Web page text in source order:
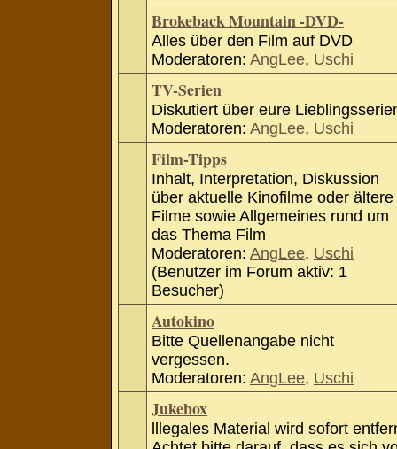
Brokeback Mountain -DVD-
Alles über den Film auf DVD
Moderatoren: AngLee, Uschi
TV-Serien
Diskutiert über eure
Moderatoren: AngLee, Uschi
Film-Tipps
Inhalt, Interpretation, Diskussion
über aktuelle Kinofilme oder ältere
Filme sowie Allgemeines rund um
das Thema Film
Moderatoren: AngLee, Uschi
(Benutzer im Forum aktiv: 1
Besucher)
Autokino
Bitte Quellenangabe nicht
vergessen.
Moderatoren: AngLee, Uschi
Jukebox
lllegales Material wird sofort